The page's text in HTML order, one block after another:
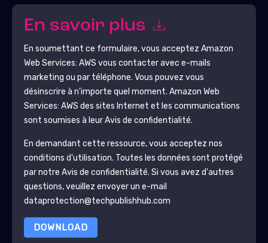
En savoir plus
En soumettant ce formulaire, vous acceptez Amazon
Web Services: AWS vous contacter avec e-mails
marketing ou par téléphone. Vous pouvez vous
désinscrire à n'importe quel moment. Amazon Web
Services: AWS des sites Internet et les communications
sont soumises à leur Avis de confidentialité.
En demandant cette ressource, vous acceptez nos
conditions d'utilisation. Toutes les données sont protégé
par notre Avis de confidentialité. Si vous avez d'autres
questions, veuillez envoyer un e-mail
dataprotection@techpublishhub.com
DOWNLOAD